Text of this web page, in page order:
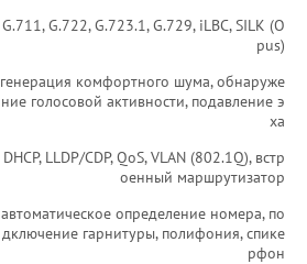
G.711, G.722, G.723.1, G.729, iLBC, SILK (O
pus)
генерация комфортного шума, обнаруже
ние голосовой активности, подавление э
ха
DHCP, LLDP/CDP, QoS, VLAN (802.1Q), встр
оенный маршрутизатор
автоматическое определение номера, по
дключение гарнитуры, полифония, спике
рфон